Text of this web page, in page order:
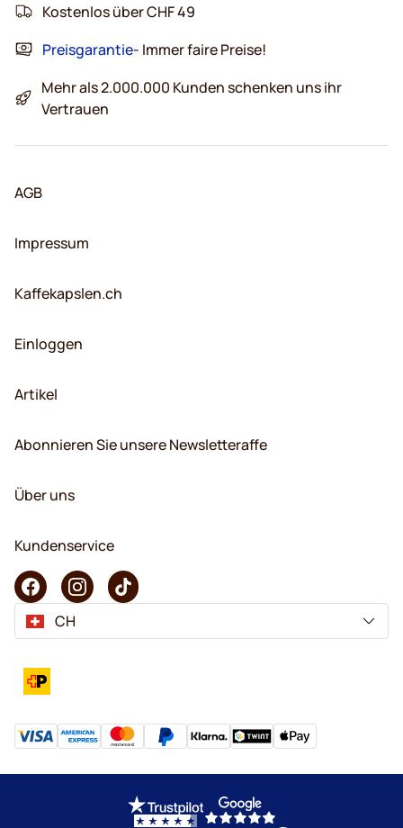
Kostenlos über CHF 49
Preisgarantie- Immer faire Preise!
Mehr als 2.000.000 Kunden schenken uns ihr
Vertrauen
AGB
Impressum
Kaffekapslen.ch
Einloggen
Artikel
Abonnieren Sie unsere Newsletteraffe
Über uns
Kundenservice
CH